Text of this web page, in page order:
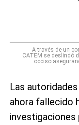
A través de un
CATEM se deslindó
occiso
Las
ahora fallecido
investigaciones